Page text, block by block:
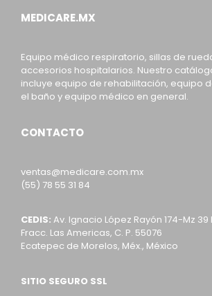
MEDICARE.MX
Equipo médico respiratorio, sillas de
accesorios hospitalarios. Nuestro
incluye equipo de rehabilitación, equipo
el baño y equipo médico en general.
CONTACTO
ventas@medicare.com.mx
(55) 78 55 31 84
CEDIS: Av. Ignacio López Rayón 174-Mz 39
Fracc. Las Americas, C. P. 55076
Ecatepec de Morelos, Méx., México
SITIO SEGURO SSL